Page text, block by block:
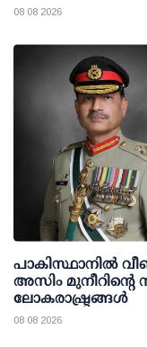
08 08 2026
പാകിസ്ഥാനില്‍
അസിം മുനീറിന്റെ
ലോകരാഷ്ട്രങ്ങള്‍
08 08 2026